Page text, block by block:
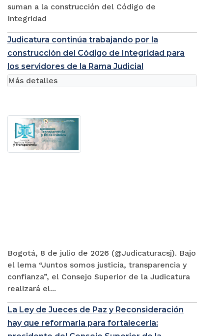
suman a la construcción del Código de
Integridad
Judicatura continúa trabajando por la
construcción del Código de Integridad para
los servidores de la Rama Judicial
Bogotá, 8 de julio de 2026 (@Judicaturacsj). Bajo
el lema “Juntos somos justicia, transparencia y
confianza”, el Consejo Superior de la Judicatura
realizará el...
Más detalles
La Ley de Jueces de Paz y Reconsideración
hay que reformarla para fortalecerla: